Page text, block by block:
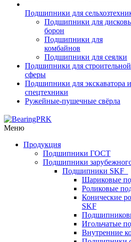
Подшипники для
Подшипники для
борон
Подшипники для
комбайнов
Подшипники для сеялки
Подшипники для строительной
сферы
Подшипники для экскаватора и
спецтехники
Ружейные-пушечные свёрла
Меню
Продукция
Подшипники ГОСТ
Подшипники
Подшипники SKF
Шариковые
Роликовые
Конические
SKF
Игольчатые
Внутренние